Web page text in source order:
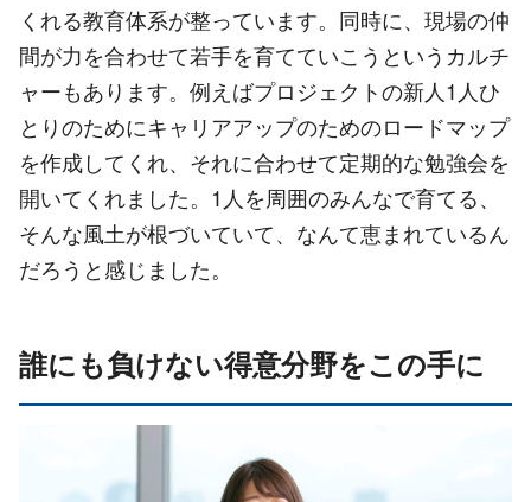
くれる教育体系が整っています。同時に、現場の仲
間が力を合わせて若手を育てていこうというカルチ
ャーもあります。例えばプロジェクトの新人1人ひ
とりのためにキャリアアップのためのロードマップ
を作成してくれ、それに合わせて定期的な勉強会を
開いてくれました。1人を周囲のみんなで育てる、
そんな風土が根づいていて、なんて恵まれているん
だろうと感じました。
誰にも負けない得意分野をこの手に